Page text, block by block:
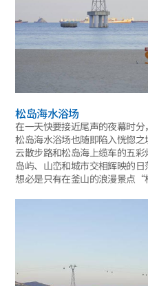
松岛海水浴场
在一天快要接近尾声的夜幕时分
松岛海水浴场也随即陷入恍惚之
云散步路和松岛海上缆车的五彩
岛屿、山峦和城市交相辉映的日
想必是只有在釜山的浪漫景点“